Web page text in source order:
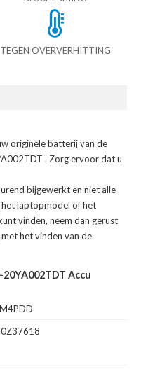
TEGEN OVERVERHITTING
originele batterij van de
. Zorg ervoor dat u
bijgewerkt en niet alle
laptopmodel of het
vinden, neem dan gerust
het vinden van de
Accu